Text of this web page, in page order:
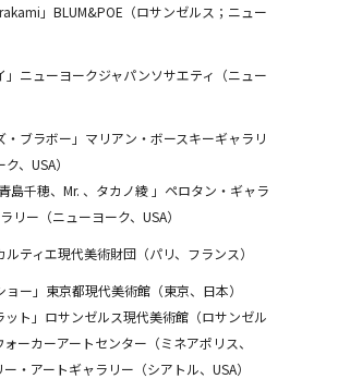
」BLUM&POE（ロサンゼルス；ニュー
」ニューヨークジャパンソサエティ（ニュー
・ブラボー」マリアン・ボースキーギャラリ
、USA）
青島千穂、Mr. 、タカノ綾 」ペロタン・ギャラ
リー（ニューヨーク、USA）
ルティエ現代美術財団（パリ、フランス）
ョー」東京都現代美術館（東京、日本）
ット」ロサンゼルス現代美術館（ロサンゼル
ォーカーアートセンター（ミネアポリス、
・アートギャラリー（シアトル、USA）